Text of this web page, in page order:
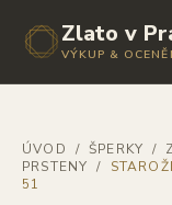
Zlato v
VÝKUP &
ÚVOD / ŠPERKY /
PRSTENY /
51